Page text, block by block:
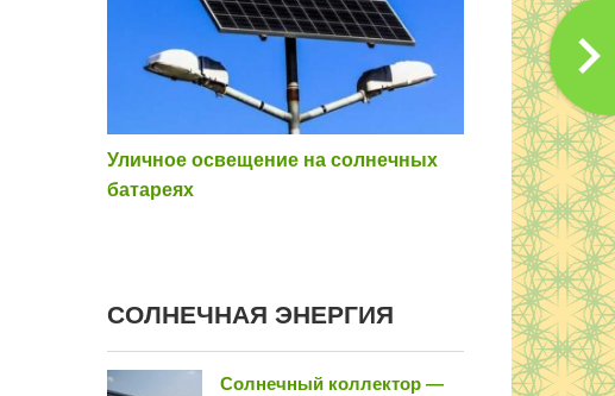
Уличное освещение на солнечных
батареях
COЛНEЧНAЯ ЭНEPГИЯ
Солнечный коллектор —